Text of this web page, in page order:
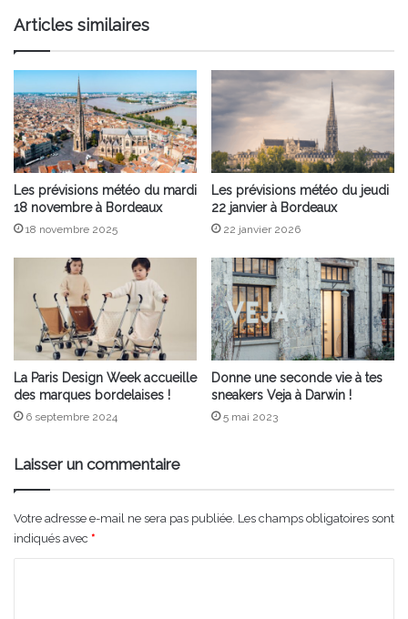
Articles similaires
Les prévisions météo du mardi
18 novembre à Bordeaux
18 novembre 2025
Les prévisions météo du jeudi
22 janvier à Bordeaux
22 janvier 2026
La Paris Design Week accueille
des marques bordelaises !
6 septembre 2024
Donne une seconde vie à tes
sneakers Veja à Darwin !
5 mai 2023
Laisser un commentaire
Votre adresse e-mail ne sera pas publiée. Les champs obligatoires sont
indiqués avec *